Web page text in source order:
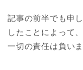
記事の前半でも申
したことによって
一切の責任は負い